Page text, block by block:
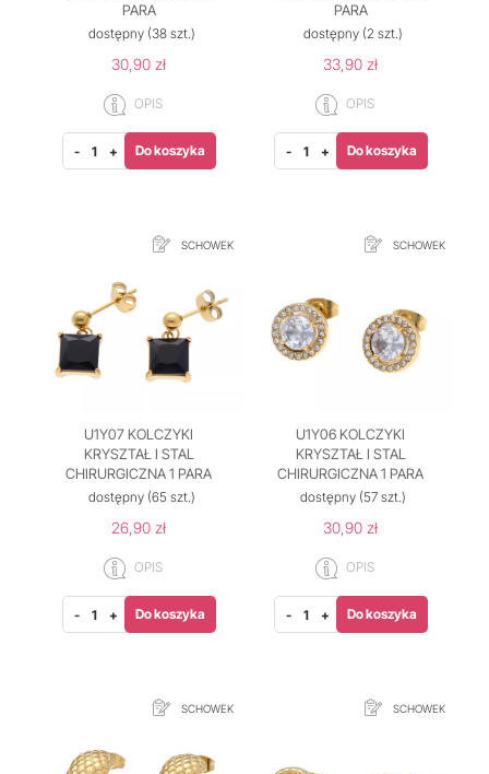
PARA
dostępny(38 szt.)
30,90 zł
OPIS
- + Do koszyka
PARA
dostępny (2 szt.)
33,90 zł
OPIS
- + Do koszyka
SCHOWEK
U1Y07 KOLCZYKI
KRYSZTAŁ I STAL
CHIRURGICZNA 1 PARA
dostępny(65 szt.)
26,90 zł
OPIS
- + Do koszyka
SCHOWEK
U1Y06 KOLCZYKI
KRYSZTAŁ I STAL
CHIRURGICZNA 1 PARA
dostępny (57 szt.)
30,90 zł
OPIS
- + Do koszyka
SCHOWEK SCHOWEK